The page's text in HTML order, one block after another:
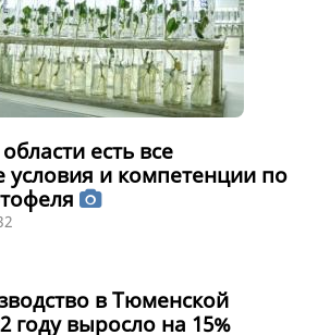
есть все
и компетенции по
в Тюменской
году выросло на 15%